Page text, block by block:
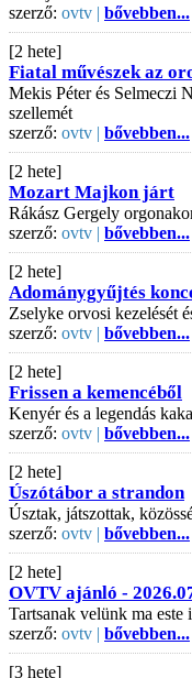
szerző: ovtv | bővebben...
[2 hete]
Fiatal művészek az
Mekis Péter és Selmeczi
szellemét
szerző: ovtv | bővebben...
[2 hete]
Mozart Majkon járt
Rákász Gergely
szerző: ovtv | bővebben...
[2 hete]
Adománygyűjtés
Zselyke orvosi kezelését
szerző: ovtv | bővebben...
[2 hete]
Frissen a kemencéből
Kenyér és a legendás
szerző: ovtv | bővebben...
[2 hete]
Úszótábor a strandon
Úsztak, játszottak,
szerző: ovtv | bővebben...
[2 hete]
OVTV ajánló -
Tartsanak velünk ma este
szerző: ovtv | bővebben...
[3 hete]